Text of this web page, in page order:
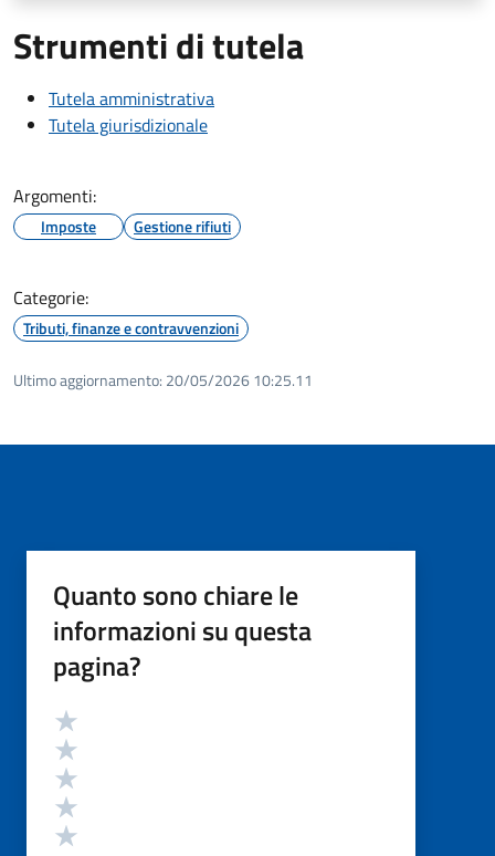
Strumenti di tutela
Tutela amministrativa
Tutela giurisdizionale
Argomenti:
Imposte Gestione rifiuti
Categorie:
Tributi, finanze e contravvenzioni
Ultimo aggiornamento: 20/05/2026 10:25.11
Quanto sono chiare le
informazioni su questa
pagina?
Valutazione